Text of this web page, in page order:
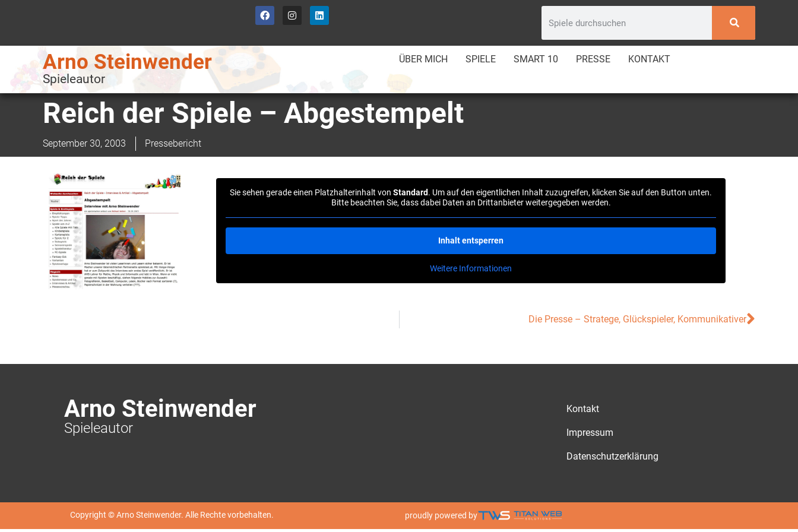
Arno Steinwender
Spieleautor
ÜBER MICH SPIELE SMART 10 PRESSE KONTAKT
Reich der Spiele – Abgestempelt
September 30, 2003 Pressebericht
Sie sehen gerade einen Platzhalterinhalt vonStandard. Um auf den eigentlichen Inhalt zuzugreifen, klicken Sie auf den Button unten.
Bitte beachten Sie, dass dabei Daten an Drittanbieter weitergegeben werden.
Inhalt entsperren
Weitere Informationen
Die Presse – Stratege, Glückspieler, Kommunikativer
Arno Steinwender
Spieleautor
Kontakt
Impressum
Datenschutzerklärung
Copyright © Arno Steinwender. Alle Rechte vorbehalten. proudly powered by